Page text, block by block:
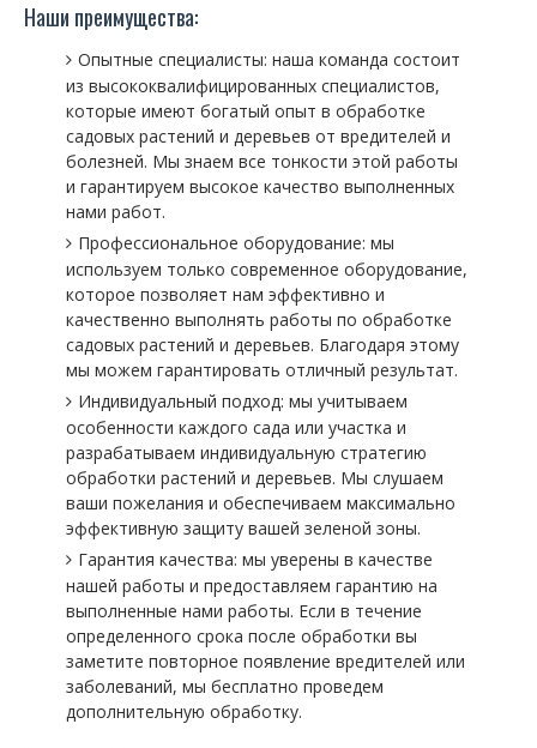
Наши преимущества:
Опытные специалисты: наша команда состоит
из высококвалифицированных специалистов,
которые имеют богатый опыт в обработке
садовых растений и деревьев от вредителей и
болезней. Мы знаем все тонкости этой работы
и гарантируем высокое качество выполненных
нами работ.
Профессиональное оборудование: мы
используем только современное оборудование,
которое позволяет нам эффективно и
качественно выполнять работы по обработке
садовых растений и деревьев. Благодаря этому
мы можем гарантировать отличный результат.
Индивидуальный подход: мы учитываем
особенности каждого сада или участка и
разрабатываем индивидуальную стратегию
обработки растений и деревьев. Мы слушаем
ваши пожелания и обеспечиваем максимально
эффективную защиту вашей зеленой зоны.
Гарантия качества: мы уверены в качестве
нашей работы и предоставляем гарантию на
выполненные нами работы. Если в течение
определенного срока после обработки вы
заметите повторное появление вредителей или
заболеваний, мы бесплатно проведем
дополнительную обработку.